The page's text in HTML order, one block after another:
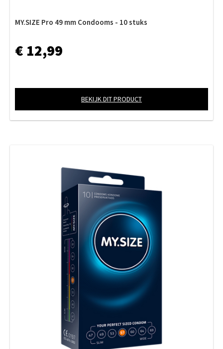
MY.SIZE Pro 49 mm Condooms - 10 stuks
€ 12,99
BEKIJK DIT PRODUCT